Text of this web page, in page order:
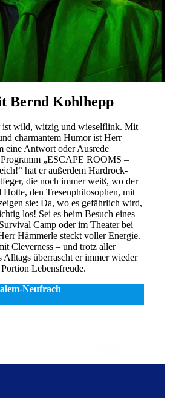
Bernd Kohlhepp
ist wild, witzig und wieselflink. Mit
charmantem Humor ist Herr
eine Antwort oder Ausrede
„ESCAPE ROOMS –
hat er außerdem Hardrock-
die noch immer weiß, wo der
den Tresenphilosophen, mit
sie: Da, wo es gefährlich wird,
los! Sei es beim Besuch eines
Camp oder im Theater bei
Hämmerle steckt voller Energie.
Cleverness – und trotz aller
überrascht er immer wieder
Lebensfreude.
Neufrach